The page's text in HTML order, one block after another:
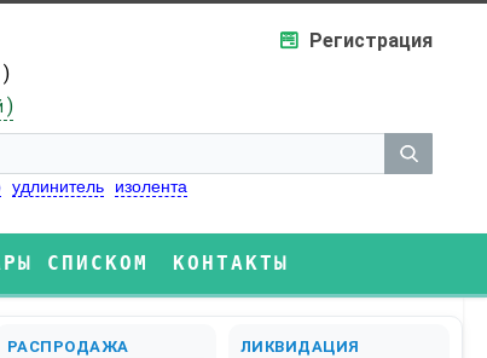
Регистрация
)
удлинитель изолента
СПИСКОМ КОНТАКТЫ
РАСПРОДАЖА
ЛИКВИДАЦИЯ